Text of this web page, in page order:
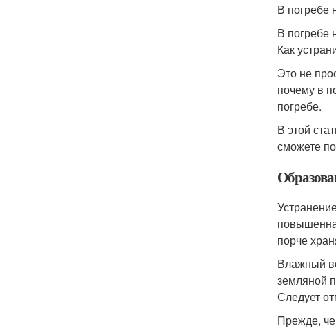
В погребе
В погребе
Как
Это не
почему в
погребе.
В этой
сможете
порче
Влажный
земляной
Следует
Прежде,